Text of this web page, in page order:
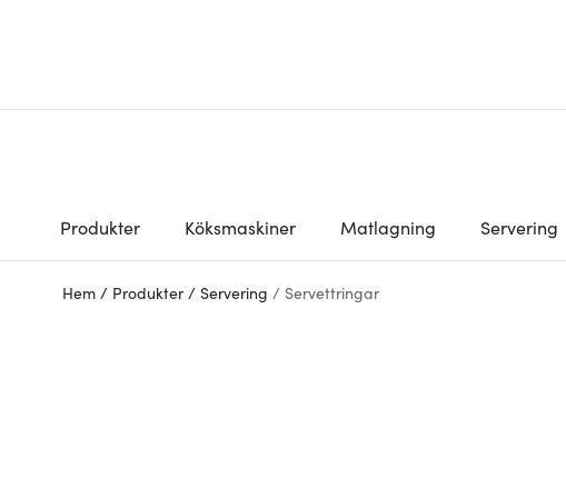
Produkter Köksmaskiner Matlagning Servering
Hem / Produkter / Servering / Servettringar